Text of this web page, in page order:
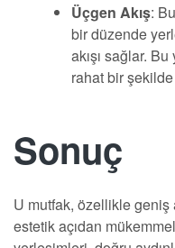
Üçgen Akış:
bir düzende
akışı sağlar. Bu
rahat bir
Sonuç
U mutfak, özellikle
estetik açıdan